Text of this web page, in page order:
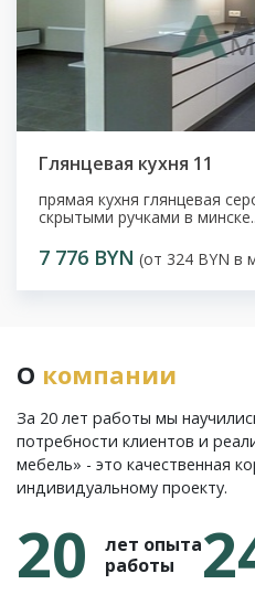
Глянцевая кухня 11
прямая кухня глянцевая
скрытыми ручками в
7 776 BYN (от 324 BYN в
О компании
За 20 лет работы мы
потребности клиентов и
мебель» - это качественная
индивидуальному проекту.
20
лет опыта
работы